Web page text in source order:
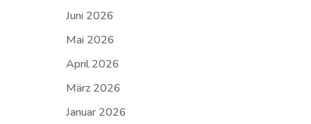
Juni 2026
Mai 2026
April 2026
März 2026
Januar 2026